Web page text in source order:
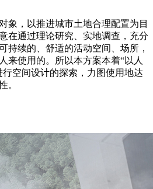
象，以推进城市土地合理配置为目
在通过理论研究、实地调查，充分
持续的、舒适的活动空间、场所，
来使用的。所以本方案本着“以人
空间设计的探索，力图使用地达
。